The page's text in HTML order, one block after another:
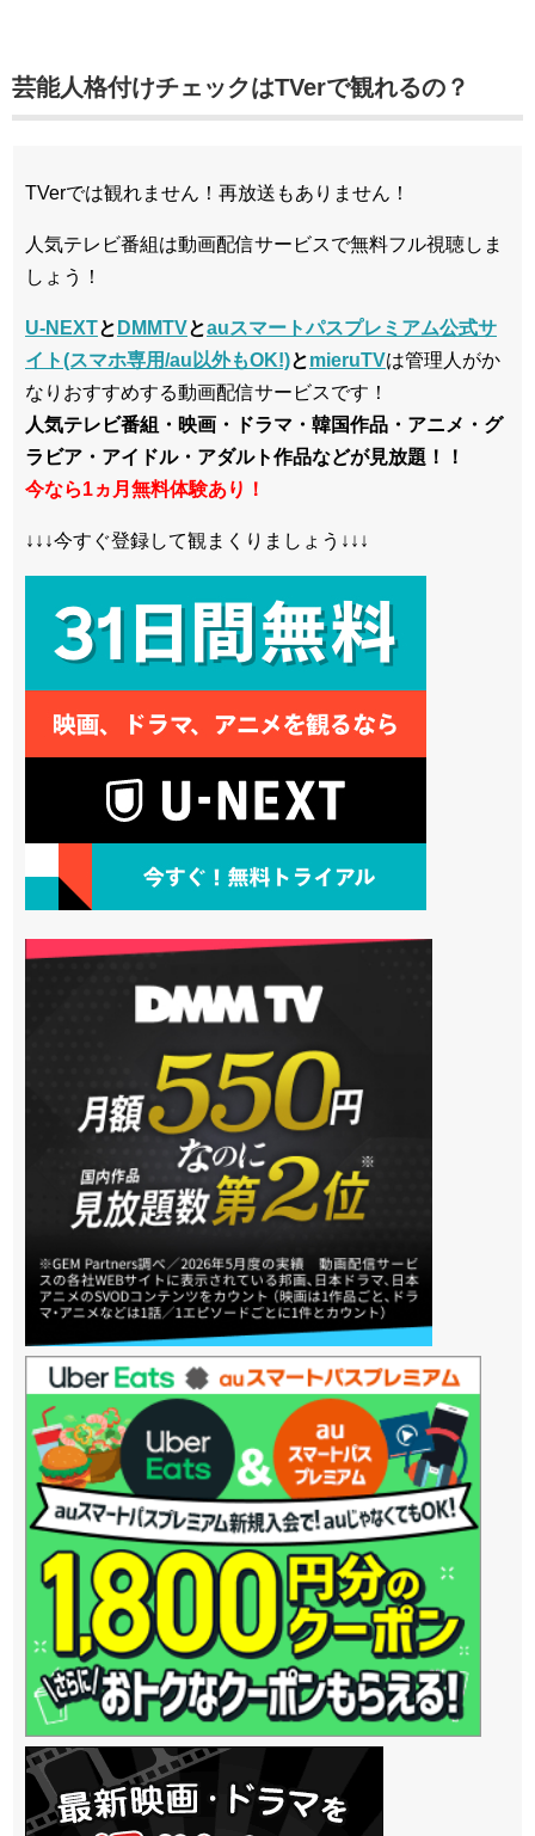
芸能人格付けチェックはTVerで観れるの？
TVerでは観れません！再放送もありません！
人気テレビ番組は動画配信サービスで無料フル視聴しま
しょう！
U-NEXTと DMMTVとauスマートパスプレミアム公式サ
イト(スマホ専用/au以外もOK!)とmieruTVは管理人がか
なりおすすめする動画配信サービスです！
人気テレビ番組・映画・ドラマ・韓国作品・アニメ・グ
ラビア・アイドル・アダルト作品などが見放題！！
今なら1ヵ月無料体験あり！
↓↓↓今すぐ登録して観まくりましょう↓↓↓